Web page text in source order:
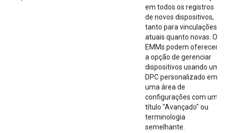
em todos os registros
de novos dispositivos,
tanto para vinculações
atuais quanto novas. Os
EMMs podem oferecer
a opção de gerenciar
dispositivos usando um
DPC personalizado em
uma área de
configurações com um
título "Avançado" ou
terminologia
semelhante.